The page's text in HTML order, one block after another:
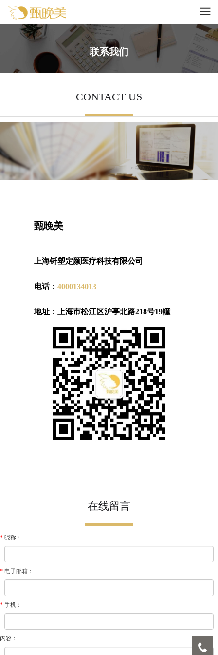
联系我们
CONTACT US
甄晚美
上海钎塑定颜医疗科技有限公司
电话： 4000134013
地址：上海市松江区沪亭北路218号19幢
在线留言
* 昵称：
* 电子邮箱：
* 手机：
内容：